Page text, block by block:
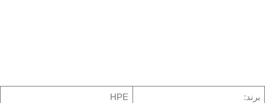
برند: HPE